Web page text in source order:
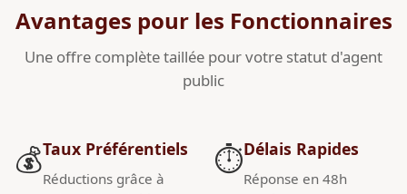
Avantages pour les Fonctionnaires
Une offre complète taillée pour votre statut d'agent
public
💰Taux Préférentiels
Réductions grâce à
⏱️Délais Rapides
Réponse en 48h